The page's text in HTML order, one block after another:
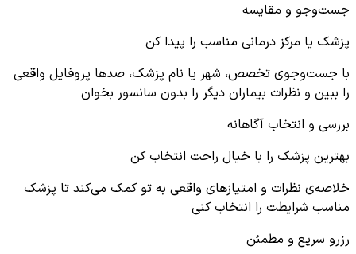
جست‌وجو و مقایسه
پزشک یا مرکز درمانی مناسب را پیدا کن
با جست‌وجوی تخصص، شهر یا نام پزشک، صدها پروفایل واقعی
را ببین و نظرات بیماران دیگر را بدون سانسور بخوان
بررسی و انتخاب آگاهانه
بهترین پزشک را با خیال راحت انتخاب کن
خلاصه‌ی نظرات و امتیازهای واقعی به تو کمک می‌کند تا پزشک
مناسب شرایطت را انتخاب کنی
رزرو سریع و مطمئن